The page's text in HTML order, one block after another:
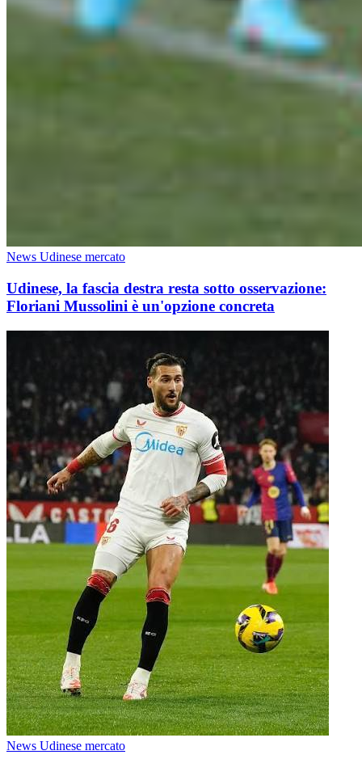
News Udinese mercato
Udinese, la fascia destra resta sotto osservazione:
Floriani Mussolini è un'opzione concreta
News Udinese mercato